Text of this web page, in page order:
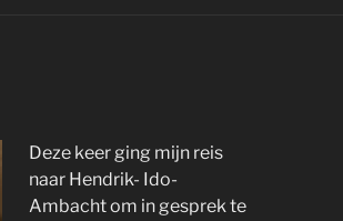
Deze keer ging mijn reis
naar Hendrik- Ido-
Ambacht om in gesprek te